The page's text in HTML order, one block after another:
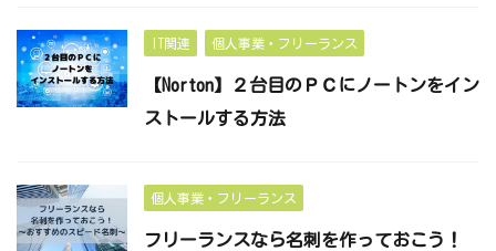
IT関連 個人事業・フリーランス
【Norton】２台目のＰＣにノートンをイン
ストールする方法
個人事業・フリーランス
フリーランスなら名刺を作っておこう！